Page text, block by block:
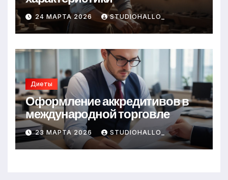
24 МАРТА 2026 STUDIOHALLO_
Диеты
Оформление аккредитивов в
международной торговле
23 МАРТА 2026 STUDIOHALLO_